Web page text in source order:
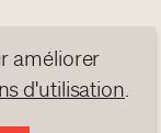
améliorer
d'utilisation